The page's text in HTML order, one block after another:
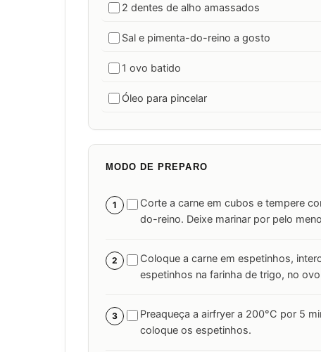
2 dentes de alho amassados
Sal e pimenta-do-reino a gosto
1 ovo batido
Óleo para pincelar
MODO DE PREPARO
1
Corte a carne em cubos e tempere
do-reino. Deixe marinar por pelo
2
Coloque a carne em espetinhos,
espetinhos na farinha de trigo, no
3
Preaqueça a airfryer a 200°C por 5
coloque os espetinhos.